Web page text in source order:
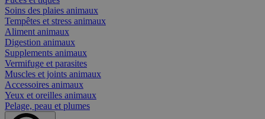
Soins des plaies animaux
Tempêtes et stress animaux
Aliment animaux
Digestion animaux
Supplements animaux
Vermifuge et parasites
Muscles et joints animaux
Accessoires animaux
Yeux et oreilles animaux
Pelage, peau et plumes